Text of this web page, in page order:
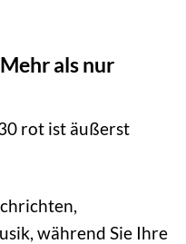
als nur
rot ist äußerst
während Sie Ihre